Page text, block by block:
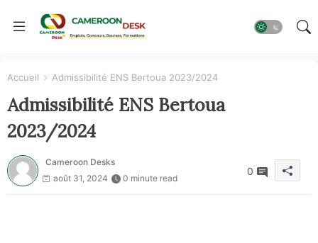
Accueil Admissibilité ENS Bertoua 2023/2024
Admissibilité ENS Bertoua
2023/2024
Cameroon Desks
août 31, 2024
0 minute read
0